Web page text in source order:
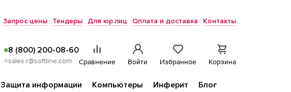
Запрос цены Тендеры Для юр.лиц Оплата и доставка Контакты
8 (800) 200-08-60
sales.r@softline.com Сравнение Войти Избранное Корзина
Защита информации Компьютеры Инферит
Блог